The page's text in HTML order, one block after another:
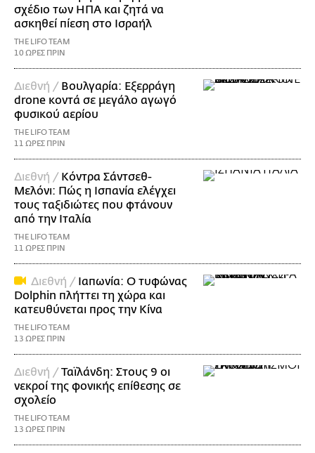
σχέδιο των ΗΠΑ και ζητά να
ασκηθεί πίεση στο Ισραήλ
THE LIFO TEAM
10 ΩΡΕΣ ΠΡΙΝ
Διεθνή / Βουλγαρία: Εξερράγη
drone κοντά σε μεγάλο αγωγό
φυσικού αερίου
THE LIFO TEAM
11 ΩΡΕΣ ΠΡΙΝ
Διεθνή / Κόντρα Σάντσεθ-
Μελόνι: Πώς η Ισπανία ελέγχει
τους ταξιδιώτες που φτάνουν
από την Ιταλία
THE LIFO TEAM
11 ΩΡΕΣ ΠΡΙΝ
Διεθνή / Ιαπωνία: Ο τυφώνας
Dolphin πλήττει τη χώρα και
κατευθύνεται προς την Κίνα
THE LIFO TEAM
13 ΩΡΕΣ ΠΡΙΝ
Διεθνή /Ταϊλάνδη: Στους 9 οι
νεκροί της φονικής επίθεσης σε
σχολείο
THE LIFO TEAM
13 ΩΡΕΣ ΠΡΙΝ